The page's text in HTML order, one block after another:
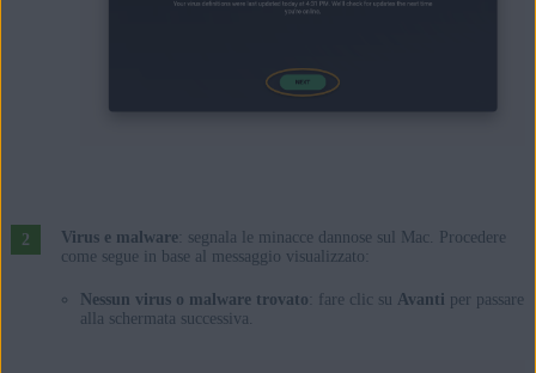
Virus e malware: segnala le minacce dannose sul Mac. Procedere
come segue in base al messaggio visualizzato:
Nessun virus o malware trovato : fare clic su Avanti per passare
alla schermata successiva.